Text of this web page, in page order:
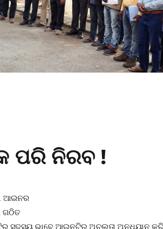
ପରି ନିରବ !
ଆଇନର
ଗଠିତ
ସଦସ୍ୟ ଭାବେ ଆଇନଟିର ଅଚଲତା ଅନୁଧ୍ୟାନ